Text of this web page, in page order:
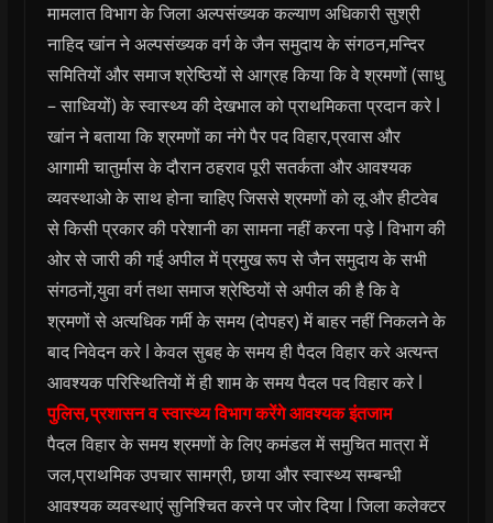
मामलात विभाग के जिला अल्पसंख्यक कल्याण अधिकारी सुश्री
नाहिद खांन ने अल्पसंख्यक वर्ग के जैन समुदाय के संगठन,मन्दिर
समितियों और समाज श्रेष्ठियों से आग्रह किया कि वे श्रमणों (साधु
– साध्वियों) के स्वास्थ्य की देखभाल को प्राथमिकता प्रदान करे l
खांन ने बताया कि श्रमणों का नंगे पैर पद विहार,प्रवास और
आगामी चातुर्मास के दौरान ठहराव पूरी सतर्कता और आवश्यक
व्यवस्थाओ के साथ होना चाहिए जिससे श्रमणों को लू और हीटवेब
से किसी प्रकार की परेशानी का सामना नहीं करना पड़े l विभाग की
ओर से जारी की गई अपील में प्रमुख रूप से जैन समुदाय के सभी
संगठनों,युवा वर्ग तथा समाज श्रेष्ठियों से अपील की है कि वे
श्रमणों से अत्यधिक गर्मी के समय (दोपहर) में बाहर नहीं निकलने के
बाद निवेदन करे l केवल सुबह के समय ही पैदल विहार करे अत्यन्त
आवश्यक परिस्थितियों में ही शाम के समय पैदल पद विहार करे l
पुलिस,प्रशासन व स्वास्थ्य विभाग करेंगे आवश्यक इंतजाम
पैदल विहार के समय श्रमणों के लिए कमंडल में समुचित मात्रा में
जल,प्राथमिक उपचार सामग्री, छाया और स्वास्थ्य सम्बन्धी
आवश्यक व्यवस्थाएं सुनिश्चित करने पर जोर दिया l जिला कलेक्टर